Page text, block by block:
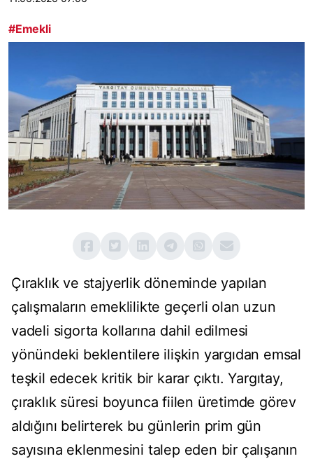
#Emekli
Çıraklık ve stajyerlik döneminde yapılan
çalışmaların emeklilikte geçerli olan uzun
vadeli sigorta kollarına dahil edilmesi
yönündeki beklentilere ilişkin yargıdan emsal
teşkil edecek kritik bir karar çıktı. Yargıtay,
çıraklık süresi boyunca fiilen üretimde görev
aldığını belirterek bu günlerin prim gün
sayısına eklenmesini talep eden bir çalışanın